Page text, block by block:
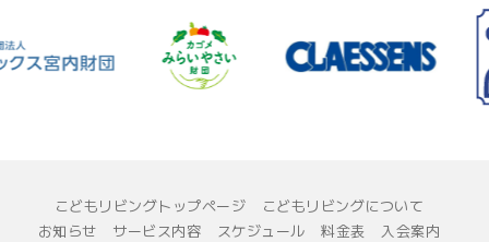
こどもリビングトップページ
こどもリビングについて
お知らせ
サービス内容 スケジュール 料金表
入会案内